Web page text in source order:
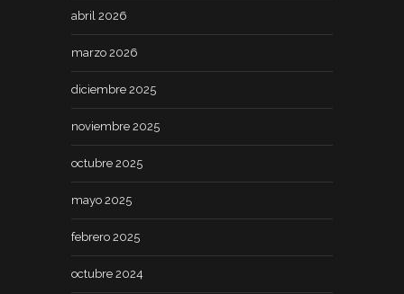
abril 2026
marzo 2026
diciembre 2025
noviembre 2025
octubre 2025
mayo 2025
febrero 2025
octubre 2024